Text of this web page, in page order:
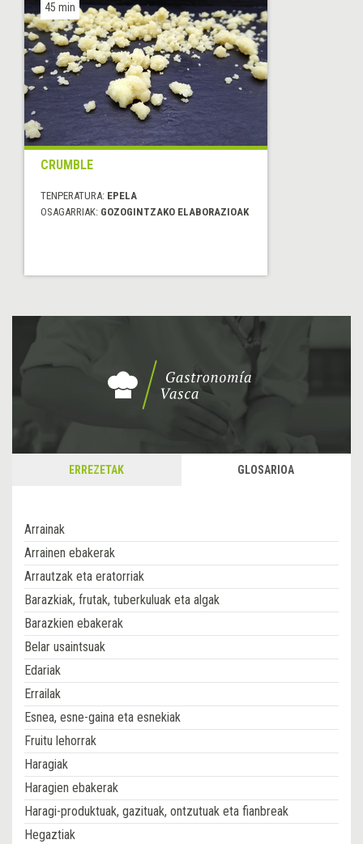
45 min
CRUMBLE
TENPERATURA: EPELA
OSAGARRIAK: GOZOGINTZAKO ELABORAZIOAK
ERREZETAK GLOSARIOA
Arrainak
Arrainen ebakerak
Arrautzak eta eratorriak
Barazkiak, frutak, tuberkuluak eta algak
Barazkien ebakerak
Belar usaintsuak
Edariak
Errailak
Esnea, esne-gaina eta esnekiak
Fruitu lehorrak
Haragiak
Haragien ebakerak
Haragi-produktuak, gazituak, ontzutuak eta fianbreak
Hegaztiak